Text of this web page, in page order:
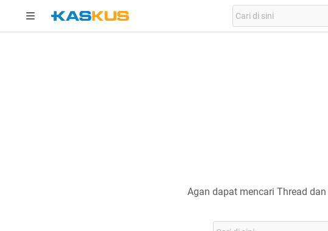
Agan dapat mencari Thread